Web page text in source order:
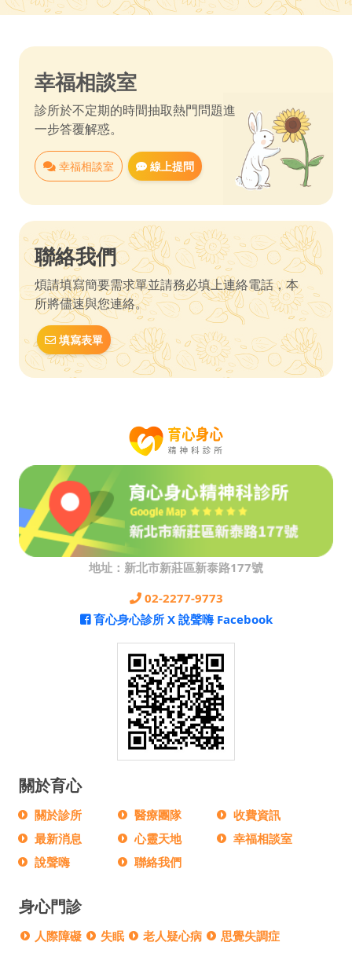
幸福相談室
診所於不定期的時間抽取熱門問題進
一步答覆解惑。
幸福相談室 線上提問
聯絡我們
煩請填寫簡要需求單並請務必填上連絡電話，本
所將儘速與您連絡。
填寫表單
地址：新北市新莊區新泰路177號
02-2277-9773
育心身心診所 X 說聲嗨 Facebook
關於育心
關於診所 醫療團隊
收費資訊
最新消息
心靈天地
幸福相談室
說聲嗨
聯絡我們
身心門診
人際障礙 失眠 老人疑心病
思覺失調症